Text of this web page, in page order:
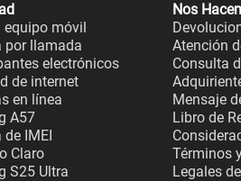
equipo móvil
por llamada
electrónicos
de internet
en línea
A57
de IMEI
Claro
S25 Ultra
Nos
Atención
Consulta
Mensaje
Libro de
Términos
Legales